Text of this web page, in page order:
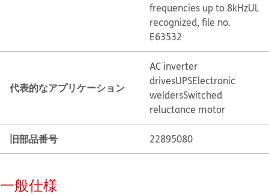
frequencies up to 8kHzUL
recognized, file no.
E63532
代表的なアプリケーション
AC inverter
drivesUPSElectronic
weldersSwitched
reluctance motor
旧部品番号 22895080
一般仕様